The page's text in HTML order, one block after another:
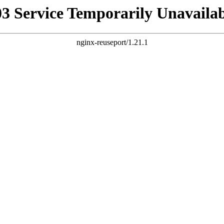
Service Temporarily
nginx-reuseport/1.21.1